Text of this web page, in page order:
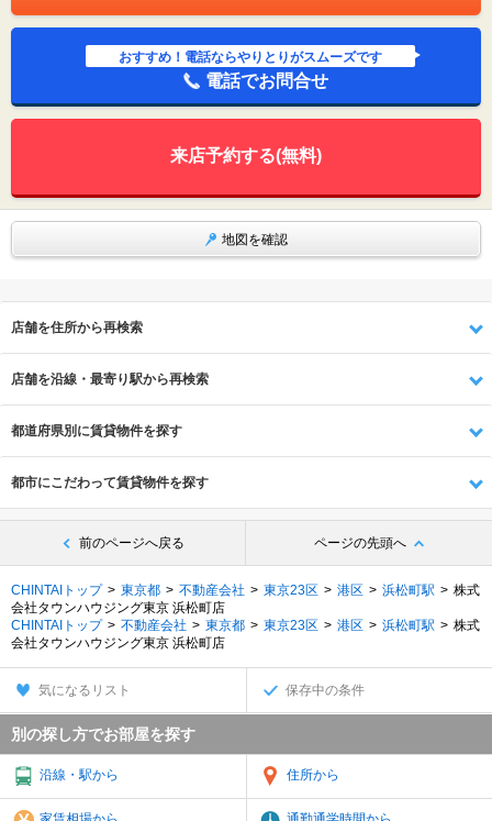
おすすめ！電話ならやりとりがスムーズです
電話でお問合せ
来店予約する(無料)
地図を確認
店舗を住所から再検索
店舗を沿線・最寄り駅から再検索
都道府県別に賃貸物件を探す
都市にこだわって賃貸物件を探す
前のページへ戻る ページの先頭へ
CHINTAIトップ 東京都 不動産会社 東京23区 港区 浜松町駅
株式
会社タウンハウジング東京 浜松町店
CHINTAIトップ
不動産会社 東京都 東京23区 港区 浜松町駅
株式
会社タウンハウジング東京 浜松町店
気になるリスト 保存中の条件
別の探し方でお部屋を探す
沿線・駅から 住所から